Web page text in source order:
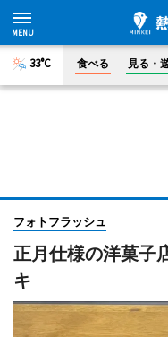
33°C 食べる 見る・
フォトフラッシュ
正月仕様の洋菓子
キ